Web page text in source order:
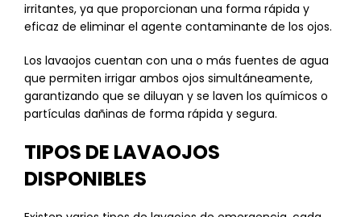
irritantes, ya que proporcionan una forma rápida y
eficaz de eliminar el agente contaminante de los ojos.
Los lavaojos cuentan con una o más fuentes de agua
que permiten irrigar ambos ojos simultáneamente,
garantizando que se diluyan y se laven los químicos o
partículas dañinas de forma rápida y segura.
TIPOS DE LAVAOJOS
DISPONIBLES